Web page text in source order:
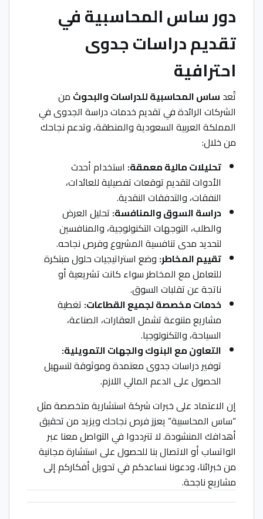
دور ساس المحاسبية في
تقديم دراسات جدوى
احترافية
تُعد ساس المحاسبية للدراسات والبحوثمن
الشركات الرائدة في تقديم خدمات دراسة الجدوى في
المملكة العربية السعودية والمنطقة، وتدعم نجاحك
من خلال:
تحليلات مالية معمقة:استخدام أحدث
الأدوات لتقديم توقعات تفصيلية للعائدات،
النفقات، والتدفقات النقدية.
دراسة السوق والمنافسة:تحليل العرض
والطلب، التوجهات التكنولوجية، والمنافسين
لتحديد مدى تنافسية المشروع وفرص نجاحه.
تقييم المخاطر:وضع استراتيجيات حلول مبتكرة
للتعامل مع المخاطر سواء كانت تشريعية أو
ناتجة عن تقلبات السوق.
خدمات مخصصة لجميع القطاعات:تغطية
مشاريع متنوعة تشمل العقارات، الصناعة،
السياحة، والتكنولوجيا.
التعاون مع البنوك والجهات التمويلية:
توفير دراسات جدوى معتمدة وموثوقة لتسهيل
الحصول على الدعم المالي اللازم.
إن الاعتماد على خبرات شركة استشارية متخصصة مثل
“ساس المحاسبية” يعزز فرص نجاحك ويزيد من تحقيق
أهدافك المنشودة. لا تترددوا في التواصل معنا عبر
الواتساب أو الاتصال بنا للحصول على استشارة مجانية
من خبرائنا، ودعونا نساعدكم في تحويل أفكاركم إلى
مشاريع ناجحة.